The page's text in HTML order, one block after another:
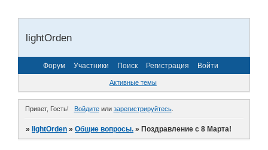
lightOrden
Форум Участники Поиск Регистрация Войти
Активные темы
Привет, Гость! Войдитеили зарегистрируйтесь.
»lightOrden »Общие вопросы. »Поздравление с 8 Марта!